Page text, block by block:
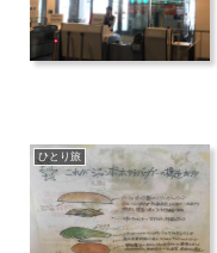
ひとり旅